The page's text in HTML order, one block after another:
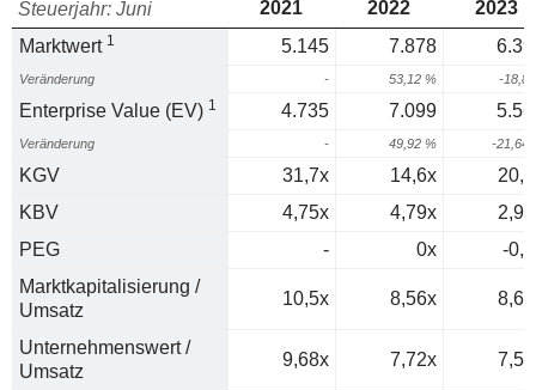
Steuerjahr: Juni
2021 2022
2023
Marktwert 1 5.145 7.878
Veränderung - 53,12 % -18,8
Enterprise Value (EV) 1 4.735 7.099
Veränderung - 49,92 % -21,64
KGV 31,7x 14,6x
KBV
4,75x 4,79x
PEG
- 0x
-
Marktkapitalisierung /
Umsatz
10,5x 8,56x
Unternehmenswert /
Umsatz
9,68x 7,72x